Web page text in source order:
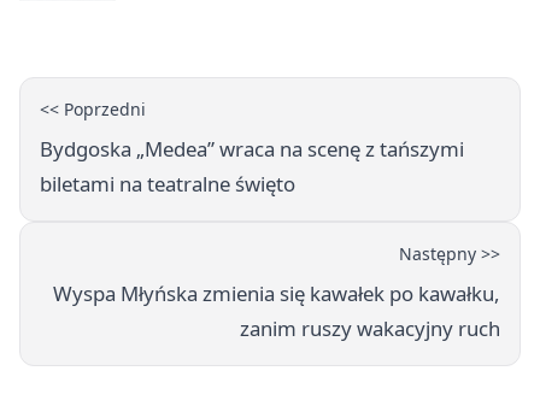
<< Poprzedni
Bydgoska „Medea” wraca na scenę z tańszymi
biletami na teatralne święto
Następny >>
Wyspa Młyńska zmienia się kawałek po kawałku,
zanim ruszy wakacyjny ruch